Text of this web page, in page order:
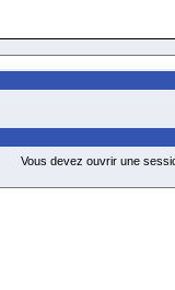
Vous devez ouvrir une